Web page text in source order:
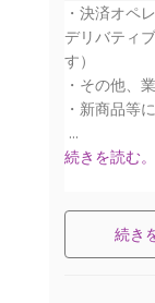
・決済オペ
デリバティ
す）
・その他、
・新商品等
...
続きを読む。
続き